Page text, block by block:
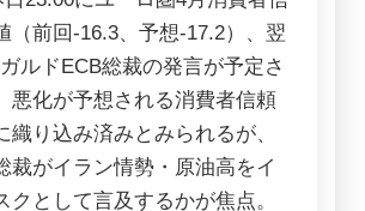
（前回-16.3、予想-17.2）、翌
ルドECB総裁の発言が予定さ
悪化が予想される消費者信頼
織り込み済みとみられるが、
裁がイラン情勢・原油高をイ
クとして言及するかが焦点。